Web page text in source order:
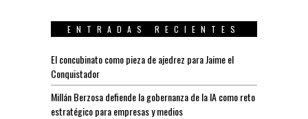
ENTRADAS RECIENTES
El concubinato como pieza de ajedrez para Jaime el
Conquistador
Millán Berzosa defiende la gobernanza de la IA como reto
estratégico para empresas y medios